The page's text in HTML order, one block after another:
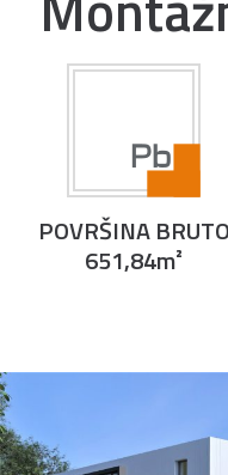
POVRŠINA BRUTO
651,84m²